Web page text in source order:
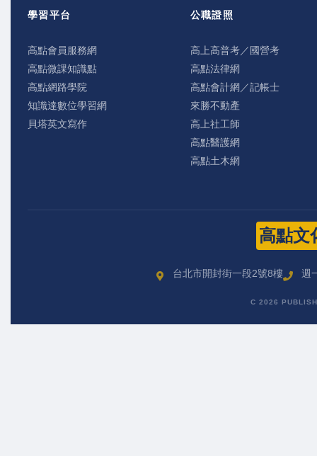
學習平台
高點會員服務網
高點微課知識點
高點網路學院
知識達數位學習網
貝塔英文寫作
公職證照
高上高普考／國營考
高點法律網
高點會計網／記帳士
來勝不動產
高上社工師
高點醫護網
高點土木網
高點文
台北市開封街一段2號8樓 週
C 2026